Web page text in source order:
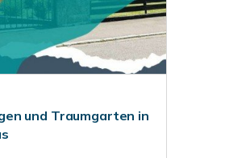
und Traumgarten in